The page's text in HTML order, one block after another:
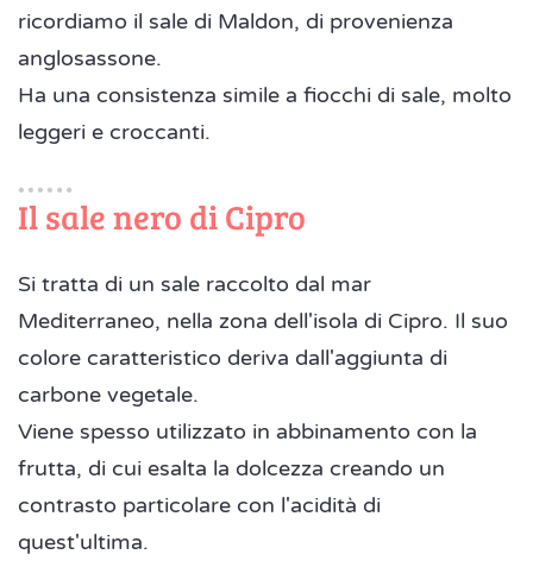
ricordiamo il sale di Maldon, di provenienza
anglosassone.
Ha una consistenza simile a fiocchi di sale, molto
leggeri e croccanti.
Il sale nero di Cipro
Si tratta di un sale raccolto dal mar
Mediterraneo, nella zona dell'isola di Cipro. Il suo
colore caratteristico deriva dall'aggiunta di
carbone vegetale.
Viene spesso utilizzato in abbinamento con la
frutta, di cui esalta la dolcezza creando un
contrasto particolare con l'acidità di
quest'ultima.